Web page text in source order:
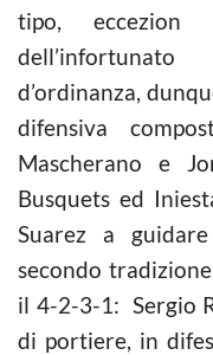
tipo, eccezion
d’ordinanza,
difensiva
Mascherano e
Busquets ed
Suarez a
secondo
il 4-2-3-1: Sergio
di portiere, in